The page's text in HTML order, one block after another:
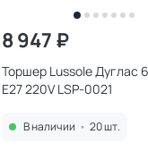
8 947 ₽
Торшер Lussole Дуглас
E27 220V LSP-0021
В наличии • 20 шт.